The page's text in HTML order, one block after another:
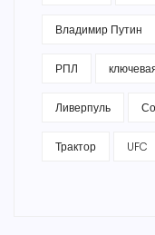
Владимир Путин
РПЛ
Ливерпуль
Трактор UFC